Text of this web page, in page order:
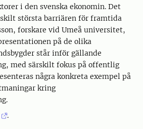
i den svenska ekonomin. Det
största barriären för framtida
forskare vid Umeå universitet,
på de olika
står inför gällande
med särskilt fokus på offentlig
några konkreta exempel på
kring
.